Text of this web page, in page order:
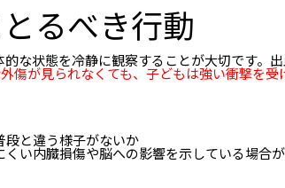
るべき行動
な状態を冷静に観察することが大切です。
傷が見られなくても、子どもは強い衝撃を
段と違う様子がないか
い内臓損傷や脳への影響を示している場合